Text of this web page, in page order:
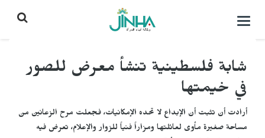
التحكم
شابة فلسطينية تنشأ معرض للصور
في خيمتها
أرادت أن تثبت أن الإبداع لا تحده الإمكانيات، فجعلت مرح الزعانين من
مساحة صغيرة مأوى لعائلتها ومزاراً فنياً للزوار والإعلام، تعرض فيه